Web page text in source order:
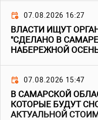
07.08.2026 16:27
ВЛАСТИ ИЩУТ
"СДЕЛАНО В
НАБЕРЕЖНОЙ
07.08.2026 15:47
В САМАРСКОЙ
КОТОРЫЕ БУДУТ
АКТУАЛЬНОЙ